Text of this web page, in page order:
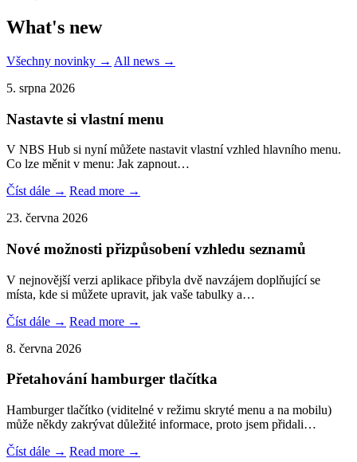
What's new
Všechny novinky → All news →
5. srpna 2026
Nastavte si vlastní menu
V NBS Hub si nyní můžete nastavit vlastní vzhled hlavního menu.
Co lze měnit v menu: Jak zapnout…
Číst dále → Read more →
23. června 2026
Nové možnosti přizpůsobení vzhledu seznamů
V nejnovější verzi aplikace přibyla dvě navzájem doplňující se
místa, kde si můžete upravit, jak vaše tabulky a…
Číst dále → Read more →
8. června 2026
Přetahování hamburger tlačítka
Hamburger tlačítko (viditelné v režimu skryté menu a na mobilu)
může někdy zakrývat důležité informace, proto jsem přidali…
Číst dále → Read more →